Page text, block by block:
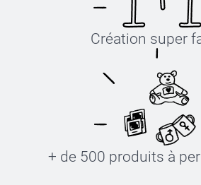
Création super
+ de 500 produits à